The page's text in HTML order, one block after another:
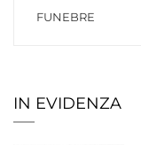
FUNEBRE
IN EVIDENZA